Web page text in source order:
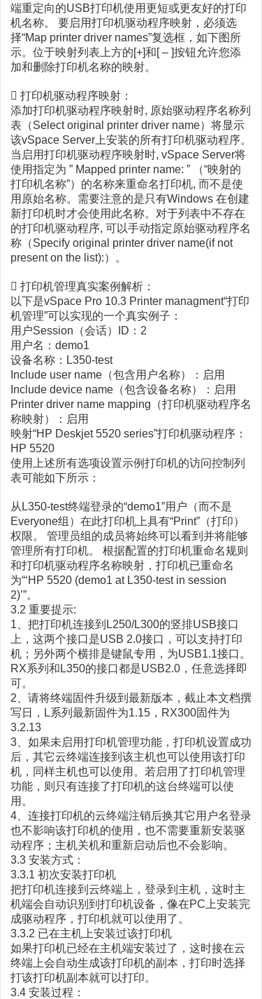
端重定向的USB打印机使用更短或更友好的打印
机名称。 要启用打印机驱动程序映射，必须选
择“Map printer driver names”复选框，如下图所
示。位于映射列表上方的[+]和[ – ]按钮允许您添
加和删除打印机名称的映射。
 打印机驱动程序映射：
添加打印机驱动程序映射时, 原始驱动程序名称列
表（Select original printer driver name）将显示
该vSpace Server上安装的所有打印机驱动程序。
当启用打印机驱动程序映射时, vSpace Server将
使用指定为 ” Mapped printer name: ” （“映射的
打印机名称”）的名称来重命名打印机, 而不是使
用原始名称。需要注意的是只有Windows 在创建
新打印机时才会使用此名称。对于列表中不存在
的打印机驱动程序, 可以手动指定原始驱动程序名
称（Specify original printer driver name(if not
present on the list):）。
 打印机管理真实案例解析：
以下是vSpace Pro 10.3 Printer managment“打印
机管理”可以实现的一个真实例子：
用户Session（会话）ID：2
用户名：demo1
设备名称：L350-test
Include user name（包含用户名称）：启用
Include device name（包含设备名称）：启用
Printer driver name mapping（打印机驱动程序名
称映射）：启用
映射“HP Deskjet 5520 series”打印机驱动程序：
HP 5520
使用上述所有选项设置示例打印机的访问控制列
表可能如下所示：
从L350-test终端登录的“demo1”用户（而不是
Everyone组）在此打印机上具有“Print”（打印）
权限。 管理员组的成员将始终可以看到并将能够
管理所有打印机。 根据配置的打印机重命名规则
和打印机驱动程序名称映射，打印机已重命名
为“‘HP 5520 (demo1 at L350-test in session
2)’”。
3.2 重要提示:
1、把打印机连接到L250/L300的竖排USB接口
上，这两个接口是USB 2.0接口，可以支持打印
机；另外两个横排是键鼠专用，为USB1.1接口。
RX系列和L350的接口都是USB2.0，任意选择即
可。
2、请将终端固件升级到最新版本，截止本文档撰
写日，L系列最新固件为1.15，RX300固件为
3.2.13
3、如果未启用打印机管理功能，打印机设置成功
后，其它云终端连接到该主机也可以使用该打印
机，同样主机也可以使用。若启用了打印机管理
功能，则只有连接了打印机的这台终端可以使
用。
4、连接打印机的云终端注销后换其它用户名登录
也不影响该打印机的使用，也不需要重新安装驱
动程序；主机关机和重新启动后也不会影响。
3.3 安装方式：
3.3.1 初次安装打印机
把打印机连接到云终端上，登录到主机，这时主
机端会自动识别到打印机设备，像在PC上安装完
成驱动程序，打印机就可以使用了。
3.3.2 已在主机上安装过该打印机
如果打印机已经在主机端安装过了，这时接在云
终端上会自动生成该打印机的副本，打印时选择
打该打印机副本就可以打印。
3.4 安装过程：